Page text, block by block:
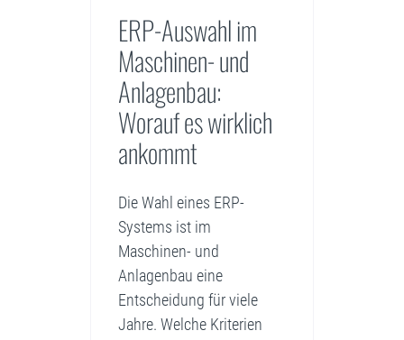
ERP-Auswahl im
Maschinen- und
Anlagenbau:
Worauf es wirklich
ankommt
Die Wahl eines ERP-
Systems ist im
Maschinen- und
Anlagenbau eine
Entscheidung für viele
Jahre. Welche Kriterien